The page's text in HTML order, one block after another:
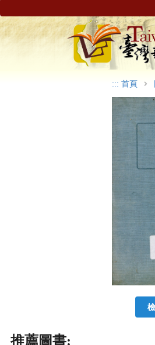
::: 首頁
推薦圖書: